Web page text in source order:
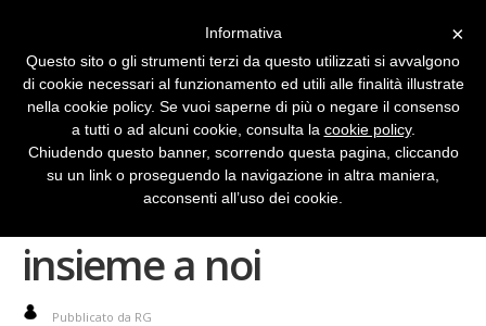
Il WiMax è vivo e lotta
insieme a noi
Pubblicato da RG
×
Informativa
Questo sito o gli strumenti terzi da questo utilizzati si avvalgono
di cookie necessari al funzionamento ed utili alle finalità illustrate
nella cookie policy. Se vuoi saperne di più o negare il consenso
a tutti o ad alcuni cookie, consulta la cookie policy.
Chiudendo questo banner, scorrendo questa pagina, cliccando
su un link o proseguendo la navigazione in altra maniera,
acconsenti all’uso dei cookie.